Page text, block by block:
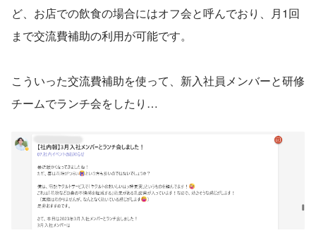
ど、お店での飲食の場合にはオフ会と呼んでおり、月1回
まで交流費補助の利用が可能です。
こういった交流費補助を使って、新入社員メンバーと研修
チームでランチ会をしたり…